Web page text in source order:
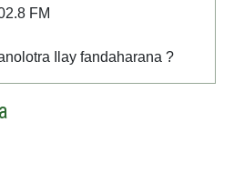
FM
Ilay fandaharana ?